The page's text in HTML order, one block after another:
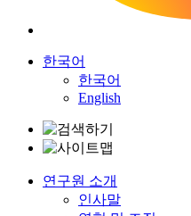
한국어
한국어
English
연구원 소개
인사말